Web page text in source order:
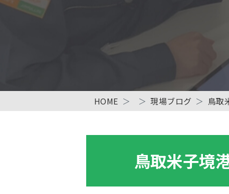
HOME 現場ブログ 鳥取
鳥取米子境